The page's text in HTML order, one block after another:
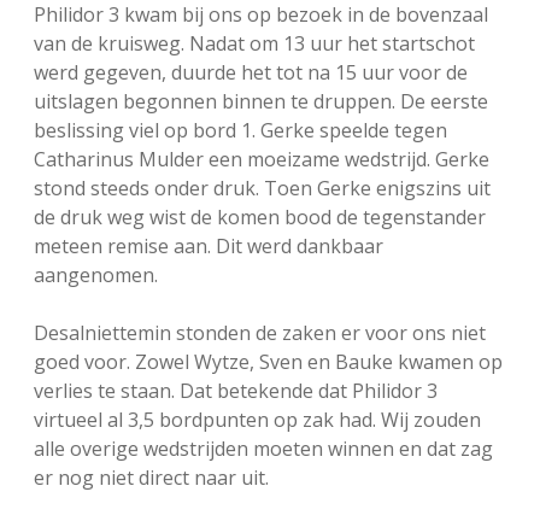
Philidor 3 kwam bij ons op bezoek in de bovenzaal
van de kruisweg. Nadat om 13 uur het startschot
werd gegeven, duurde het tot na 15 uur voor de
uitslagen begonnen binnen te druppen. De eerste
beslissing viel op bord 1. Gerke speelde tegen
Catharinus Mulder een moeizame wedstrijd. Gerke
stond steeds onder druk. Toen Gerke enigszins uit
de druk weg wist de komen bood de tegenstander
meteen remise aan. Dit werd dankbaar
aangenomen.
Desalniettemin stonden de zaken er voor ons niet
goed voor. Zowel Wytze, Sven en Bauke kwamen op
verlies te staan. Dat betekende dat Philidor 3
virtueel al 3,5 bordpunten op zak had. Wij zouden
alle overige wedstrijden moeten winnen en dat zag
er nog niet direct naar uit.